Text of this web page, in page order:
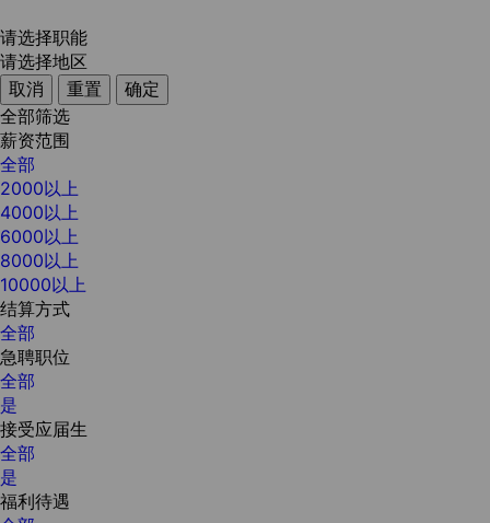
请选择职能
请选择地区
取消
重置
确定
全部筛选
薪资范围
全部
2000以上
4000以上
6000以上
8000以上
10000以上
结算方式
全部
急聘职位
全部
是
接受应届生
全部
是
福利待遇